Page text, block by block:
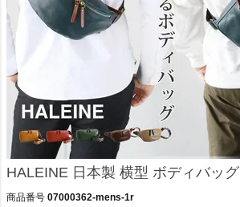
HALEINE 日本製 横型 ボディバッグ
商品番号 07000362-mens-1r